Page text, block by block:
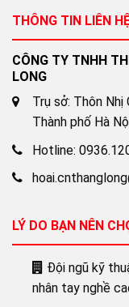
THÔNG TIN LIÊN
CÔNG TY TNHH
LONG
Trụ sở: Thôn Nhị
Thành phố Hà
Hotline:
LÝ DO BẠN NÊN
Đội ngũ kỹ
nhân tay nghề